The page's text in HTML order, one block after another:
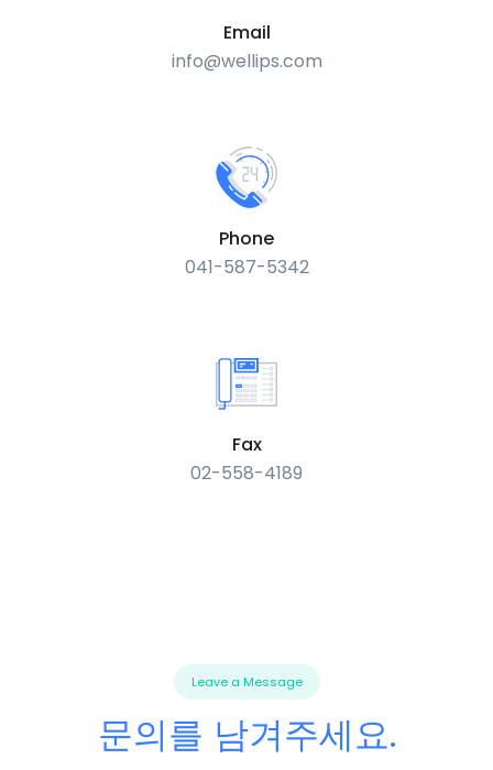
Email
info@wellips.com
Phone
041-587-5342
Fax
02-558-4189
Leave a Message
문의를 남겨주세요.